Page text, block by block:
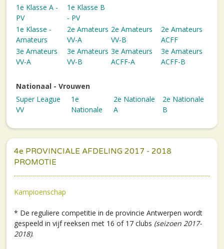
1e Klasse A -
PV
1e Klasse B
- PV
1e Klasse -
Amateurs
2e Amateurs
VV-A
2e Amateurs
VV-B
2e Amateurs
ACFF
3e Amateurs
VV-A
3e Amateurs
VV-B
3e Amateurs
ACFF-A
3e Amateurs
ACFF-B
Nationaal - Vrouwen
Super League
VV
1e
Nationale
2e Nationale
A
2e Nationale
B
4e PROVINCIALE AFDELING 2017 - 2018
PROMOTIE
Kampioenschap
* De reguliere competitie in de provincie Antwerpen wordt
gespeeld in vijf reeksen met 16 of 17 clubs (seizoen 2017-
2018).